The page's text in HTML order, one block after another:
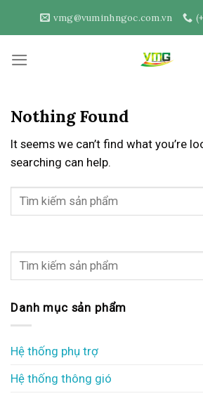
vmg@vuminhngoc.com.vn
Nothing Found
It seems we can’t find what you’re
searching can help.
Danh mục sản phẩm
Hệ thống phụ trợ
Hệ thống thông gió